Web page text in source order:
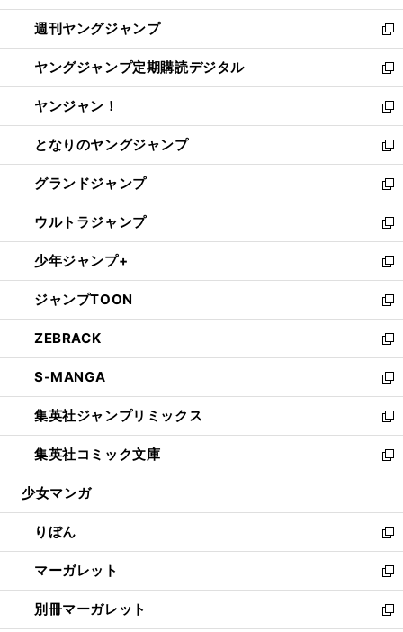
開
く
ウ
で
開
く
ン
ド
ウ
で
開
く
ウ
ィ
ン
ド
ウ
で
開
く
週刊ヤングジャンプ
新
し
い
ウ
ィ
ン
ド
ウ
で
開
く
ヤングジャンプ定期購読デジタル
新
し
い
ウ
ィ
ン
ド
ウ
で
開
く
ヤンジャン！
新
し
い
ウ
ィ
ン
ド
ウ
で
開
く
となりのヤングジャンプ
新
し
い
ウ
ィ
ン
ド
ウ
で
開
く
グランドジャンプ
新
し
い
ウ
ィ
ン
ド
ウ
で
開
く
ウルトラジャンプ
新
し
い
ウ
ィ
ン
ド
ウ
で
開
く
少年ジャンプ+
新
し
い
ウ
ィ
ン
ド
ウ
で
開
く
ジャンプTOON
新
し
い
ウ
ィ
ン
ド
ウ
で
開
ZEBRACK
新
し
い
ウ
ィ
ン
ド
ウ
開
く
S-MANGA
新
し
い
ウ
ィ
ン
ウ
で
開
く
集英社ジャンプリミックス
新
し
い
ウ
ン
ド
ウ
で
開
く
集英社コミック文庫
新
し
ウ
ィ
ン
ド
ウ
で
開
少女マンガ
りぼん
新
し
い
ウ
ィ
マーガレット
新
し
い
別冊マーガレット
新